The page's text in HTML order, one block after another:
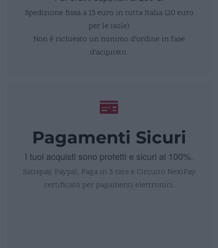
Spedizione fissa a 15 euro in tutta Italia (20 euro
per le isole)
Non è richiesto un minimo d’ordine in fase
d’acquisto.
Pagamenti Sicuri
I tuoi acquisti sono protetti e sicuri al 100%.
Satispay, Paypal, Paga in 3 rate e Circuito NexiPay
certificato per pagamenti elettronici.